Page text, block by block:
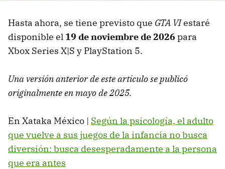
Hasta ahora, se tiene previsto que GTA VIestaré
disponible el 19 de noviembre de 2026 para
Xbox Series X|S y PlayStation 5.
Una versión anterior de este artículo se publicó
originalmente en mayo de 2025.
En Xataka México | Según la psicología, el adulto
que vuelve a sus juegos de la infancia no busca
diversión: busca desesperadamente a la persona
que era antes